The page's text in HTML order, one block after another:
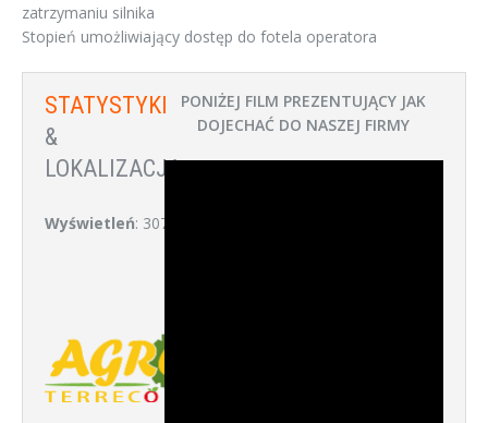
zatrzymaniu silnika
Stopień umożliwiający dostęp do fotela operatora
STATYSTYKI
&
LOKALIZACJA:
Wyświetleń: 307
PONIŻEJ FILM PREZENTUJĄCY JAK
DOJECHAĆ DO NASZEJ FIRMY